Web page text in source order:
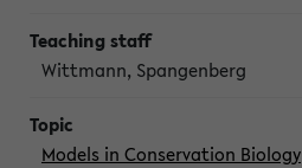
Wittmann, Spangenberg
Models in Conservation Biology